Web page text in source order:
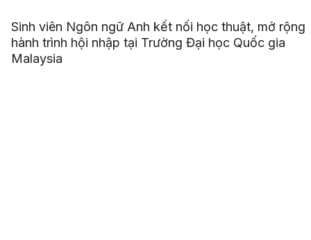
Sinh viên Ngôn ngữ Anh kết nối học thuật, mở rộng
hành trình hội nhập tại Trường Đại học Quốc gia
Malaysia